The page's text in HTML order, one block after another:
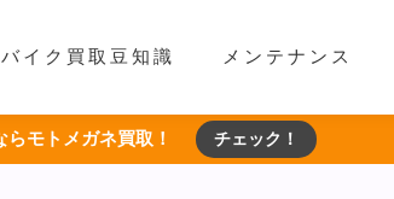
バイク買取豆知識 メンテナンス
らモトメガネ買取！ チェック！